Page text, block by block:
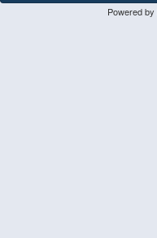
Powered by